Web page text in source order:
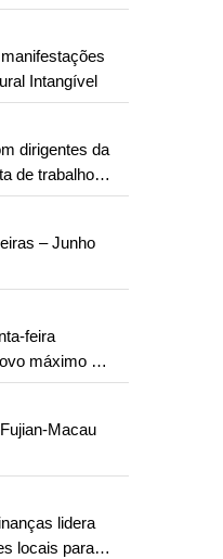
e Hengqin
Intangível
dirigentes da
de trabalho
– Junho
feira
máximo em
Macau
lidera
locais para